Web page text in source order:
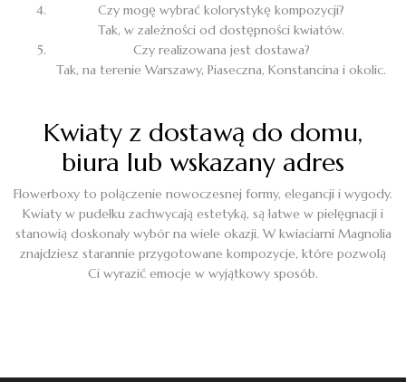
Czy mogę wybrać kolorystykę kompozycji?
Tak, w zależności od dostępności kwiatów.
Czy realizowana jest dostawa?
Tak, na terenie Warszawy, Piaseczna, Konstancina i okolic.
Kwiaty z dostawą do domu,
biura lub wskazany adres
Flowerboxy to połączenie nowoczesnej formy, elegancji i wygody.
Kwiaty w pudełku zachwycają estetyką, są łatwe w pielęgnacji i
stanowią doskonały wybór na wiele okazji. W kwiaciarni Magnolia
znajdziesz starannie przygotowane kompozycje, które pozwolą
Ci wyrazić emocje w wyjątkowy sposób.